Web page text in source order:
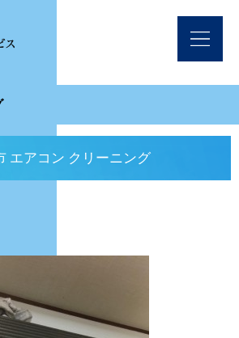
エアコン クリーニング